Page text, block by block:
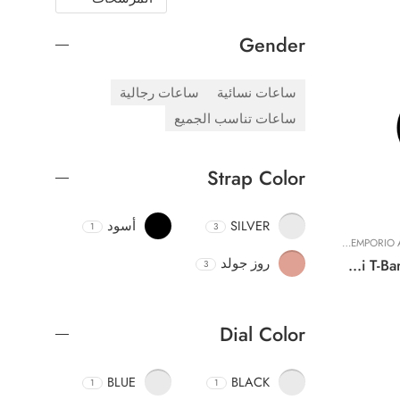
EMPORIO ARMANI
,ساعات نسائية
Original Emporio Armani Watch For Women Gianni T-Bar AR11245 – 32mm
Gender
ساعات نسائية
ساعات رجالية
ساعات تناسب الجميع
Strap Color
SILVER
3 أسود 1
روز جولد 3
Dial Color
BLACK
1
BLUE
1